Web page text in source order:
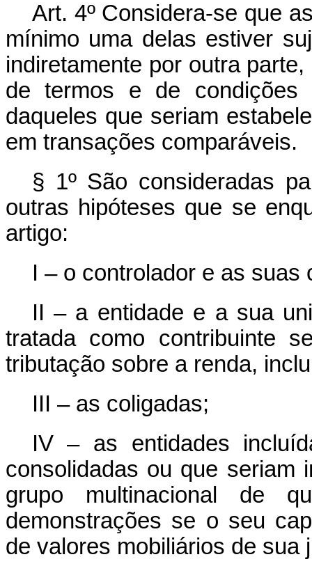
Art. 4º Considera-se que
mínimo uma delas estiver
indiretamente por outra
de termos e de condições
daqueles que seriam
em transações comparáveis.
§ 1º São consideradas
outras hipóteses que se
artigo:
I – o controlador e as suas
II – a entidade e a sua
tratada como contribuinte
tributação sobre a renda,
III – as coligadas;
IV – as entidades
consolidadas ou que seriam
grupo multinacional de
demonstrações se o seu
de valores mobiliários de sua